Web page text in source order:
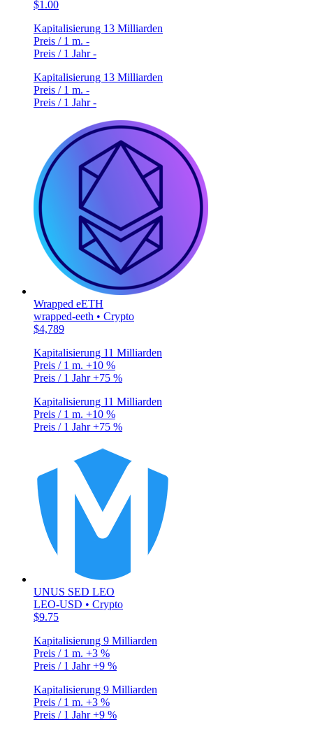
$1.00
Kapitalisierung 13 Milliarden
Preis / 1 m. -
Preis / 1 Jahr-
Kapitalisierung 13 Milliarden
Preis / 1 m. -
Preis / 1 Jahr-
Wrapped eETH
wrapped-eeth • Crypto
$4,789
Kapitalisierung 11 Milliarden
Preis / 1 m. +10 %
Preis / 1 Jahr+75 %
Kapitalisierung 11 Milliarden
Preis / 1 m. +10 %
Preis / 1 Jahr+75 %
UNUS SED LEO
LEO-USD • Crypto
$9.75
Kapitalisierung 9 Milliarden
Preis / 1 m. +3 %
Preis / 1 Jahr+9 %
Kapitalisierung 9 Milliarden
Preis / 1 m. +3 %
Preis / 1 Jahr+9 %